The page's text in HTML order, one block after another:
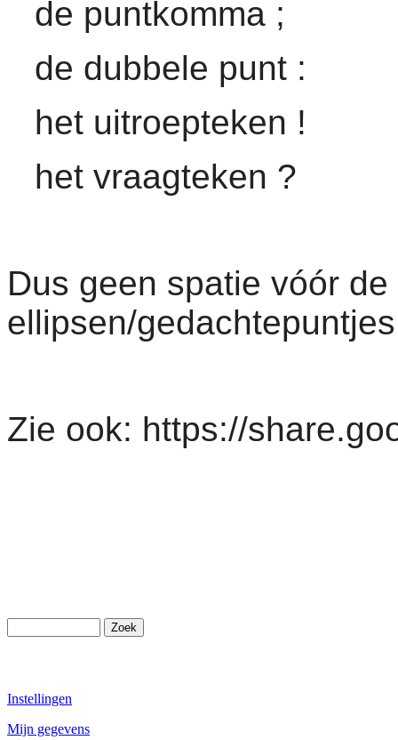
de puntkomma ;
de dubbele punt :
het uitroepteken !
het vraagteken ?
Dus geen spatie vóór
ellipsen/
Zie ook: https://
Instellingen
Mijn gegevens